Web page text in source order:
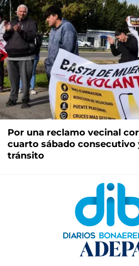
Por una reclamo vecinal
cuarto sábado consecutivo
tránsito